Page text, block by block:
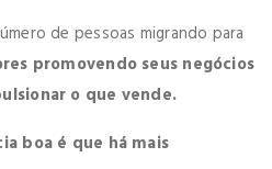
de pessoas migrando para
promovendo seus negócios
o que vende.
boa é que há mais